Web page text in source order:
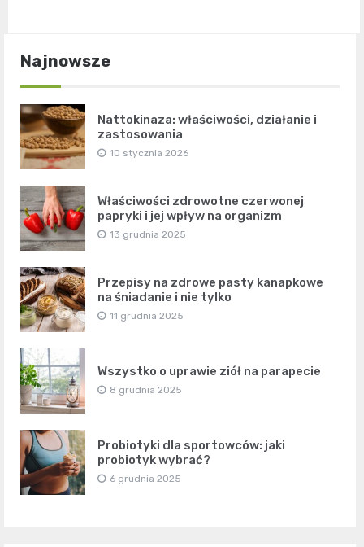
Najnowsze
Nattokinaza: właściwości, działanie i
zastosowania
10 stycznia 2026
Właściwości zdrowotne czerwonej
papryki i jej wpływ na organizm
13 grudnia 2025
Przepisy na zdrowe pasty kanapkowe
na śniadanie i nie tylko
11 grudnia 2025
Wszystko o uprawie ziół na parapecie
8 grudnia 2025
Probiotyki dla sportowców: jaki
probiotyk wybrać?
6 grudnia 2025